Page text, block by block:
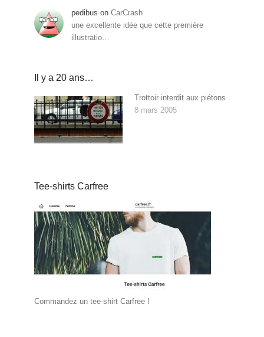
pedibus on CarCrash
une excellente idée que cette première
illustratio…
Il y a 20 ans…
Trottoir interdit aux piétons
8 mars 2005
Tee-shirts Carfree
Commandez un tee-shirt Carfree !